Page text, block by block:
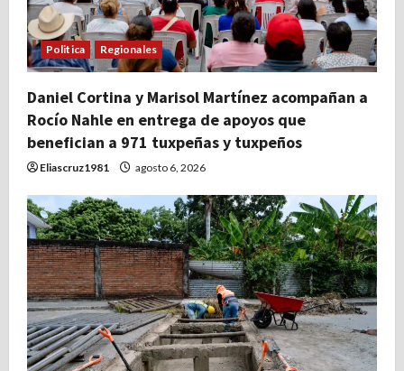
Politica Regionales
Daniel Cortina y Marisol Martínez acompañan a
Rocío Nahle en entrega de apoyos que
benefician a 971 tuxpeñas y tuxpeños
Eliascruz1981 agosto 6, 2026